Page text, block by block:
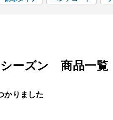
シーズン 商品一覧
かりました